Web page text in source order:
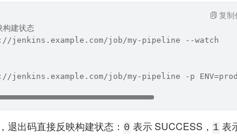
构建状态
job/my-pipeline --watch
job/my-pipeline -p ENV=prod -
复制
退出码直接反映构建状态： 0 表示 SUCCESS， 1 表